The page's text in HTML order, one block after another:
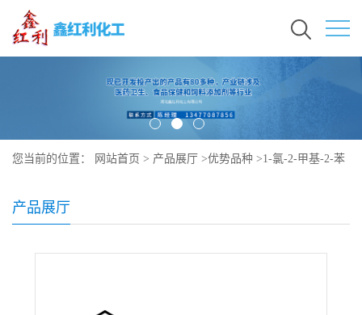
您当前的位置： 网站首页 > 产品展厅 >优势品种 >1-氯-2-甲基-2-苯
产品展厅